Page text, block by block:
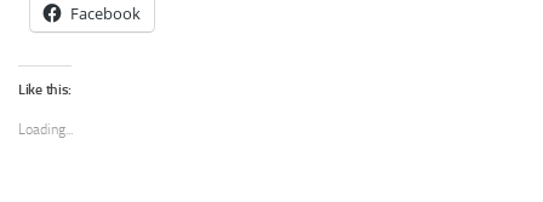
Facebook
Like this:
Loading...